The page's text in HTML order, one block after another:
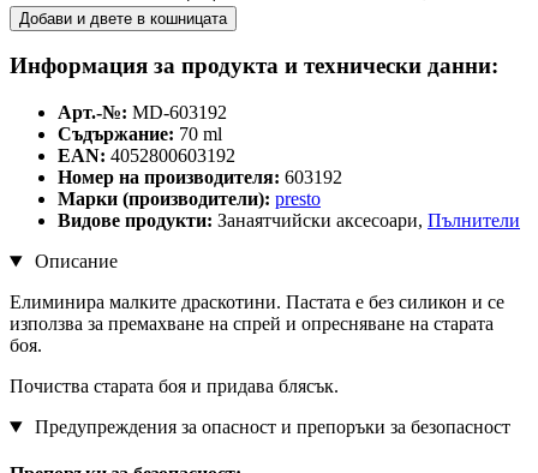
Добави и двете в кошницата
Информация за продукта и технически данни:
Арт.-№: MD-603192
Съдържание: 70 ml
EAN: 4052800603192
Номер на производителя: 603192
Марки (производители): presto
Видове продукти: Занаятчийски аксесоари, Пълнители
Описание
Елиминира малките драскотини. Пастата е без силикон и се
използва за премахване на спрей и опресняване на старата
боя.
Почиства старата боя и придава блясък.
Предупреждения за опасност и препоръки за безопасност